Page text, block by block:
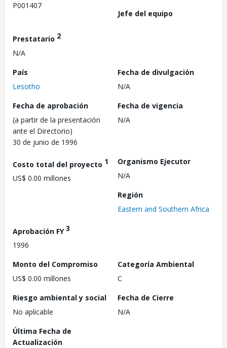
P001407
Jefe del equipo
Prestatario 2
N/A
País
Lesotho
Fecha de divulgación
N/A
Fecha de aprobación
(a partir de la presentación
ante el Directorio)
30 de junio de 1996
Fecha de vigencia
N/A
Costo total del proyecto 1
US$ 0.00 millones
Organismo Ejecutor
N/A
Región
Eastern and Southern Africa
Aprobación FY3
1996
Monto del Compromiso
US$ 0.00 millones
Categoría Ambiental
C
Riesgo ambiental y social
No aplicable
Fecha de Cierre
N/A
Última Fecha de
Actualización